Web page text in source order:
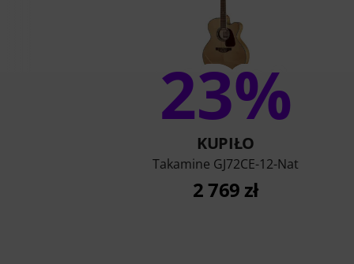
23%
KUPIŁO
Takamine GJ72CE-12-Nat
2 769 zł